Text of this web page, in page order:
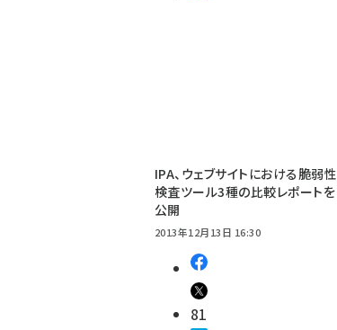
IPA、ウェブサイトにおける脆弱性
検査ツール3種の比較レポートを
公開
2013年12月13日 16:30
81